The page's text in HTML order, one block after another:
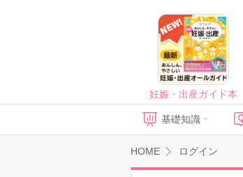
妊娠・出産ガイド本
基礎知識
HOME ログイン